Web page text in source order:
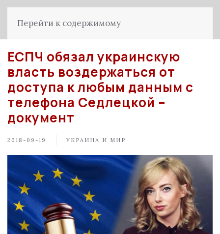
Перейти к содержимому
ЕСПЧ обязал украинскую
власть воздержаться от
доступа к любым данным с
телефона Седлецкой –
документ
2018-09-19 УКРАИНА И МИР